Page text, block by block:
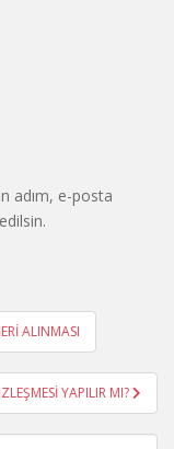
adım, e-posta
ALINMASI
YAPILIR MI?